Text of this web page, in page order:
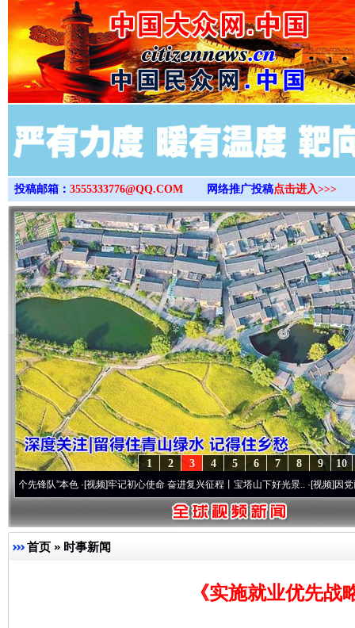
>
投稿邮箱： 3555333776@QQ.COM 网络推广投稿点击进入>>>
10
9
8
7
6
5
4
3
2
1
”本色·[视频]牢记初心使命 奋进复兴征程丨宝塔山下好光景..·[视频]因党而生 为党
首页 » 时事新闻
《实施就业优先